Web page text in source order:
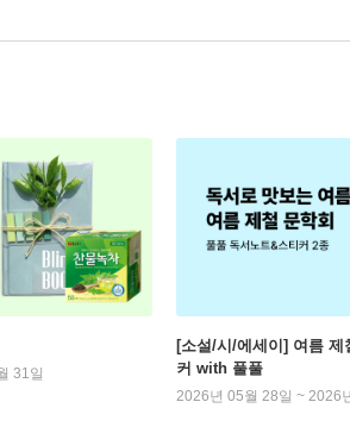
31일
[소설/시/에세이] 여름
커 with 풀풀
2026년 05월 28일 ~ 2026